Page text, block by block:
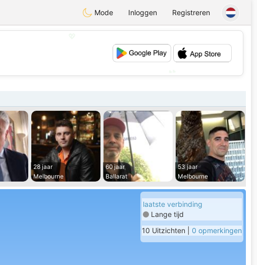
Mode Inloggen Registreren
28 jaar
Melbourne
60 jaar
Ballarat
53 jaar
Melbourne
laatste verbinding
Lange tijd
10 Uitzichten | 0 opmerkingen